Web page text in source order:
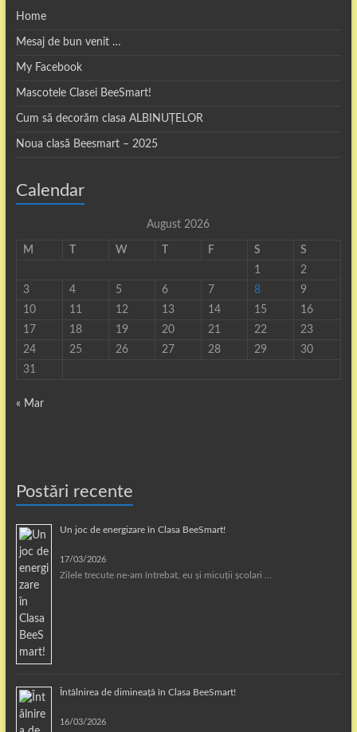
Home
Mesaj de bun venit …
My Facebook
Mascotele Clasei BeeSmart!
Cum să decorăm clasa ALBINUȚELOR
Noua clasă Beesmart – 2025
Calendar
August 2026
M W F S
S
1
2
3
4 5 6 7 8
9
10
11 12 13 14 15
16
17
18 19 20 21 22
23
24
25 26 27 28 29
30
31
« Mar
Postări recente
Un joc de energizare în Clasa BeeSmart!
17/03/2026
Zilele trecute ne-am întrebat, eu și micuții școlari …
Întâlnirea de dimineață în Clasa BeeSmart!
16/03/2026